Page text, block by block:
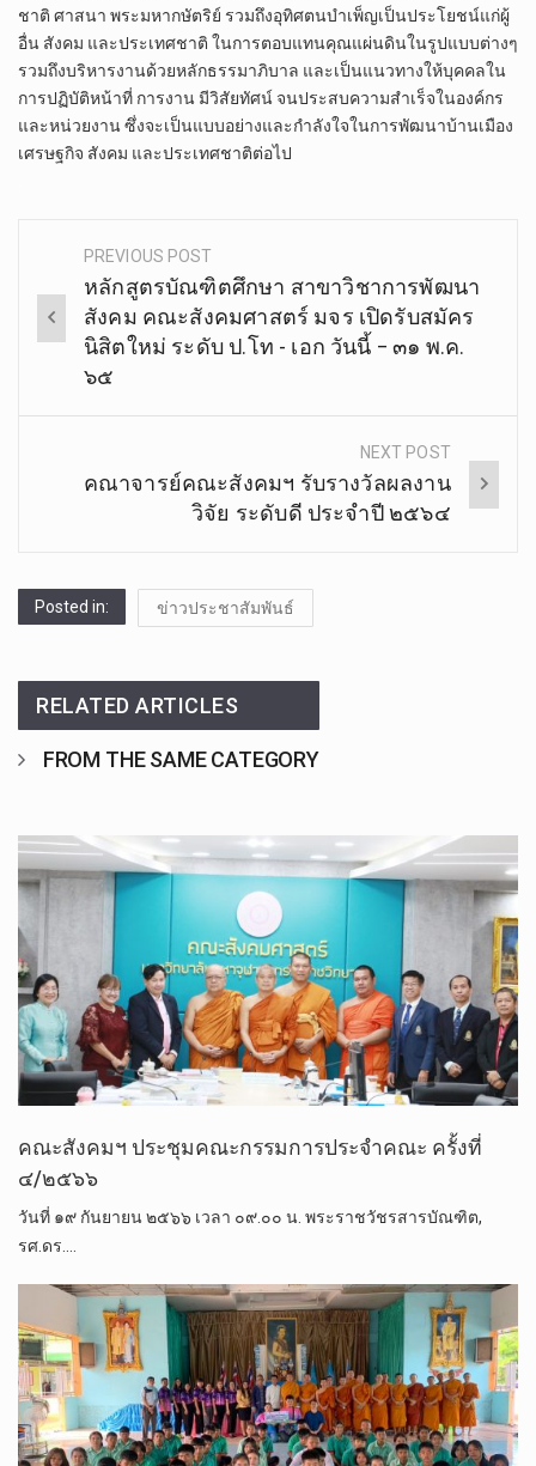
ชาติ ศาสนา พระมหากษัตริย์ รวมถึงอุทิศตนบำเพ็ญเป็นประโยชน์แก่ผู้
อื่น สังคม และประเทศชาติ ในการตอบแทนคุณแผ่นดินในรูปแบบต่างๆ
รวมถึงบริหารงานด้วยหลักธรรมาภิบาล และเป็นแนวทางให้บุคคลใน
การปฏิบัติหน้าที่ การงาน มีวิสัยทัศน์ จนประสบความสำเร็จในองค์กร
และหน่วยงาน ซึ่งจะเป็นแบบอย่างและกำลังใจในการพัฒนาบ้านเมือง
เศรษฐกิจ สังคม และประเทศชาติต่อไป
Post
navigation
PREVIOUS POST
หลักสูตรบัณฑิตศึกษา สาขาวิชาการพัฒนา
สังคม​ คณะสังคม​ศาสตร์​ มจร เปิดรับสมัคร
นิสิตใหม่​ ระดับ​ ป.โท​ -​ เอก​ วันนี้ – ๓๑ พ.ค.
๖๕
NEXT POST
คณาจารย์​คณะสังคม​ฯ​ รับรางวัล​ผลงาน
วิจัย​ ระดับดี​ ประจำปี​ ๒๕​๖​๔​
Posted in: ข่าวประชาสัมพันธ์
RELATED ARTICLES
FROM THE SAME CATEGORY
คณะสังคมฯ ประชุมคณะกรรมการประจำคณะ ครั้งที่
๔/๒๕๖๖
วันที่ ๑๙ กันยายน ๒๕๖๖ เวลา ๐๙.๐๐ น. พระราชวัชรสารบัณฑิต,
รศ.ดร.…